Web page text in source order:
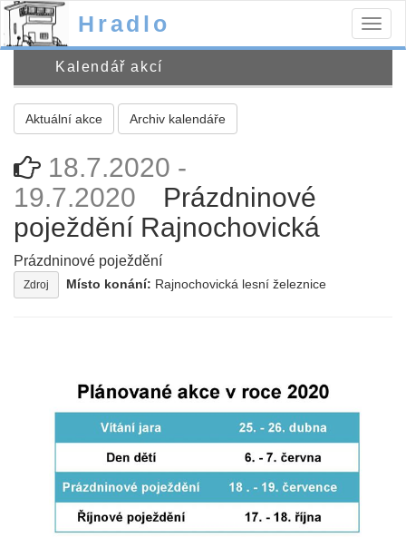
Hradlo
Kalendář akcí
Aktuální akce Archiv kalendáře
18.7.2020 -
19.7.2020
Prázdninové
poježdění Rajnochovická
Prázdninové poježdění
Zdroj Místo konání: Rajnochovická lesní železnice